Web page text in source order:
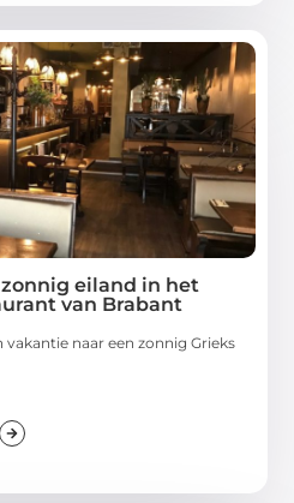
eiland in het
van Brabant
vakantie naar een zonnig Grieks